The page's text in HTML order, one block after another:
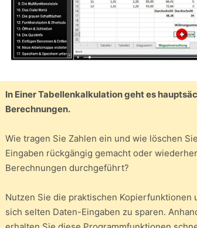
In Einer Tabellenkalkulation geht es
Berechnungen.
Wie tragen Sie Zahlen ein und wie löschen
Eingaben rückgängig gemacht oder
Berechnungen durchgeführt?
Nutzen Sie die praktischen Kopierfunktionen
sich selten Daten-Eingaben zu sparen.